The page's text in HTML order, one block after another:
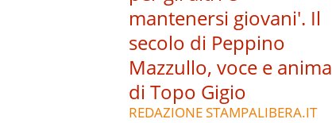
mantenersi giovani'. Il
secolo di Peppino
Mazzullo, voce e anima
di Topo Gigio
REDAZIONE STAMPALIBERA.IT